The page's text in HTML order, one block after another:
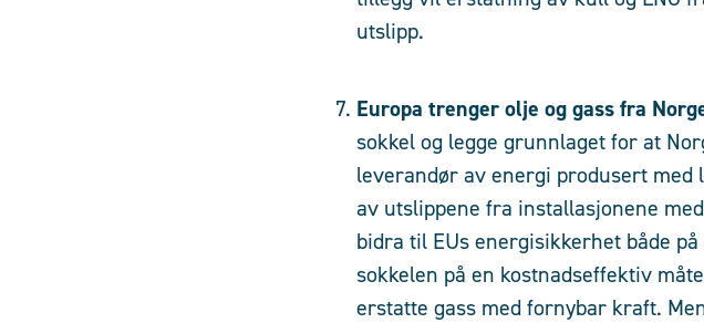
utslipp.
Europa trenger olje og gass fra
sokkel og legge grunnlaget for at
leverandør av energi produsert
av utslippene fra installasjonene
bidra til EUs energisikkerhet både
sokkelen på en kostnadseffektiv
erstatte gass med fornybar kraft.